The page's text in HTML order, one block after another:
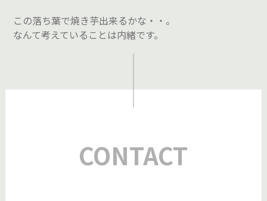
この落ち葉で焼き芋出来るかな・・。
なんて考えていることは内緒です。
CONTACT